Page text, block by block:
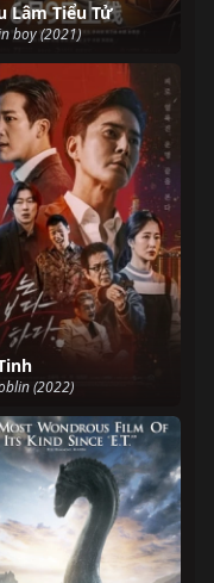
Lâm Tiểu Tử
boy (2021)
(2022)